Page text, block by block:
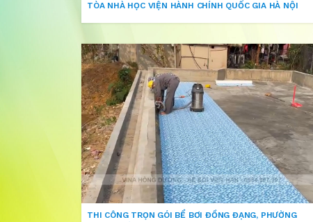
TÒA NHÀ HỌC VIỆN HÀNH CHÍNH QUỐC GIA HÀ NỘI
THI CÔNG TRỌN GÓI BỂ BƠI ĐỒNG ĐẠNG, PHƯỜNG